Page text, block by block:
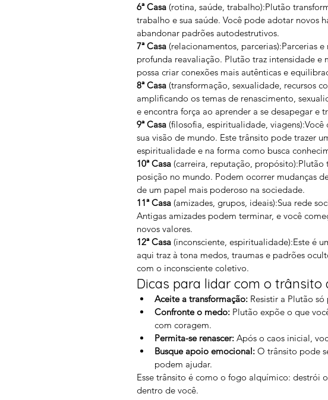
6ª Casa (rotina, saúde, trabalho):Plutão
trabalho e sua saúde. Você pode adotar novos
abandonar padrões autodestrutivos.
7ª Casa (relacionamentos, parcerias):Parcerias
profunda reavaliação. Plutão traz intensidade e
possa criar conexões mais autênticas e
8ª Casa (transformação, sexualidade, recursos
amplificando os temas de renascimento,
e encontra força ao aprender a se desapegar e
9ª Casa (filosofia, espiritualidade, viagens):Você
sua visão de mundo. Este trânsito pode trazer
espiritualidade e na forma como busca
10ª Casa (carreira, reputação, propósito):Plutão
posição no mundo. Podem ocorrer mudanças
de um papel mais poderoso na sociedade.
11ª Casa (amizades, grupos, ideais):Sua rede
Antigas amizades podem terminar, e você
novos valores.
12ª Casa (inconsciente, espiritualidade):Este é
aqui traz à tona medos, traumas e padrões
com o inconsciente coletivo.
Dicas para lidar com o trânsito
Aceite a transformação: Resistir a Plutão
Confronte o medo: Plutão expõe o que
com coragem.
Permita-se renascer: Após o caos inicial,
Busque apoio emocional: O trânsito pode
podem ajudar.
Esse trânsito é como o fogo alquímico: destrói
dentro de você.